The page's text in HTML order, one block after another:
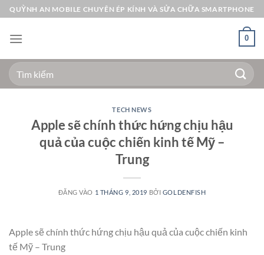
Bỏ
qua
nội
QUỲNH AN MOBILE CHUYÊN ÉP KÍNH VÀ SỬA CHỮA SMARTPHONE
0
Tìm
kiếm:
TECH NEWS
Apple sẽ chính thức hứng chịu hậu
quả của cuộc chiến kinh tế Mỹ –
Trung
ĐĂNG VÀO 1 THÁNG 9, 2019 BỞI GOLDENFISH
Apple sẽ chính thức hứng chịu hậu quả của cuộc chiến kinh
tế Mỹ – Trung